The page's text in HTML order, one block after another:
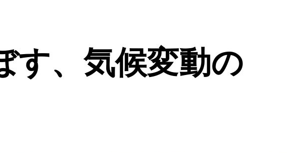
す、気候変動の